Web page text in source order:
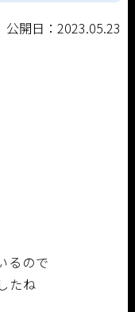
公開日：2023.05.23
るので
たね